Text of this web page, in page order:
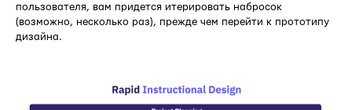
пользователя, вам придется итерировать набросок
(возможно, несколько раз), прежде чем перейти к прототипу
дизайна.